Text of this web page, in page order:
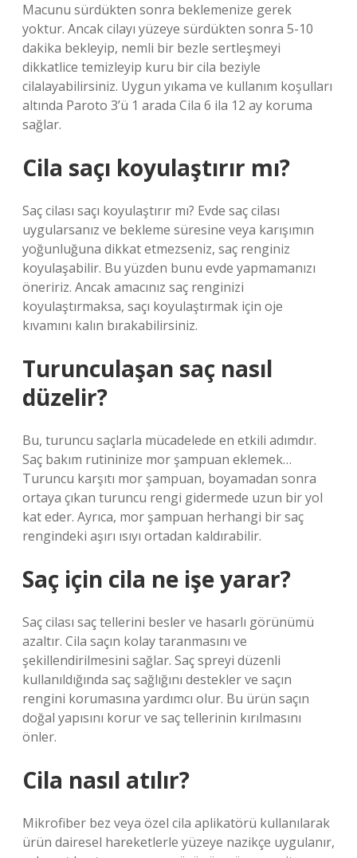
Macunu sürdükten sonra beklemenize gerek
yoktur. Ancak cilayı yüzeye sürdükten sonra 5-10
dakika bekleyip, nemli bir bezle sertleşmeyi
dikkatlice temizleyip kuru bir cila beziyle
cilalayabilirsiniz. Uygun yıkama ve kullanım koşulları
altında Paroto 3’ü 1 arada Cila 6 ila 12 ay koruma
sağlar.
Cila saçı koyulaştırır mı?
Saç cilası saçı koyulaştırır mı? Evde saç cilası
uygularsanız ve bekleme süresine veya karışımın
yoğunluğuna dikkat etmezseniz, saç renginiz
koyulaşabilir. Bu yüzden bunu evde yapmamanızı
öneririz. Ancak amacınız saç renginizi
koyulaştırmaksa, saçı koyulaştırmak için oje
kıvamını kalın bırakabilirsiniz.
Turunculaşan saç nasıl
düzelir?
Bu, turuncu saçlarla mücadelede en etkili adımdır.
Saç bakım rutininize mor şampuan eklemek…
Turuncu karşıtı mor şampuan, boyamadan sonra
ortaya çıkan turuncu rengi gidermede uzun bir yol
kat eder. Ayrıca, mor şampuan herhangi bir saç
rengindeki aşırı ısıyı ortadan kaldırabilir.
Saç için cila ne işe yarar?
Saç cilası saç tellerini besler ve hasarlı görünümü
azaltır. Cila saçın kolay taranmasını ve
şekillendirilmesini sağlar. Saç spreyi düzenli
kullanıldığında saç sağlığını destekler ve saçın
rengini korumasına yardımcı olur. Bu ürün saçın
doğal yapısını korur ve saç tellerinin kırılmasını
önler.
Cila nasıl atılır?
Mikrofiber bez veya özel cila aplikatörü kullanılarak
ürün dairesel hareketlerle yüzeye nazikçe uygulanır,